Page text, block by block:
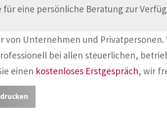
eine persönliche Beratung zur
von Unternehmen und
bei allen steuerlichen,
einen kostenloses Erstgespräch, wir
drucken